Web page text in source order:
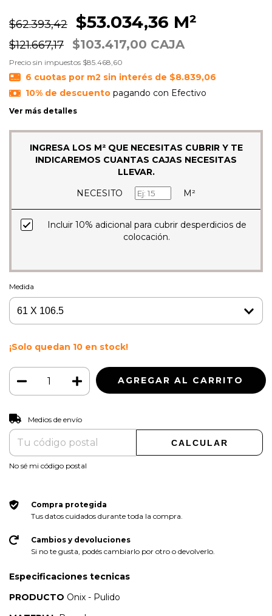
$62.393,42 $53.034,36 M²
$121.667,17 $103.417,00 CAJA
Precio sin impuestos $85.468,60
6 cuotas por m2 sin interés de $8.839,06
10% de descuentopagando con Efectivo
Ver más detalles
INGRESA LOS M² QUE NECESITAS CUBRIR Y TE
INDICAREMOS CUANTAS CAJAS NECESITAS
LLEVAR.
NECESITO
M²
Incluir 10% adicional para cubrir desperdicios de
colocación.
Medida
¡Solo quedan 10 en stock!
Entregas para el CP:
Medios de envío
CALCULAR
No sé mi código postal
Compra protegida
Tus datos cuidados durante toda la compra.
Cambios y devoluciones
Si no te gusta, podés cambiarlo por otro o devolverlo.
Especificaciones tecnicas
PRODUCTO Onix - Pulido